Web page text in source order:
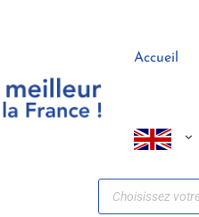
Accueil